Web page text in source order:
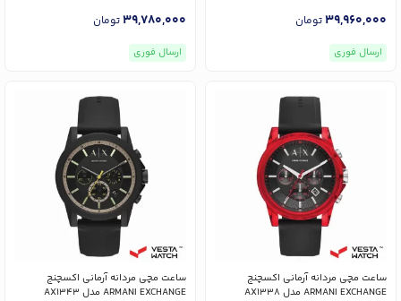
39,960,000تومان
ارسال فوری
39,780,000تومان
ارسال فوری
ساعت مچی مردانه آرمانی اکسچنج
ARMANI EXCHANGE مدل AX1338
ساعت مچی مردانه آرمانی اکسچنج
ARMANI EXCHANGE مدل AX1343